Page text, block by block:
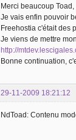
Merci beaucoup Toad,
Je vais enfin pouvoir
Freehostia c'était des
Je viens de mettre
http://
Bonne continuation,
29-11-2009 18:21:12
NdToad: Contenu